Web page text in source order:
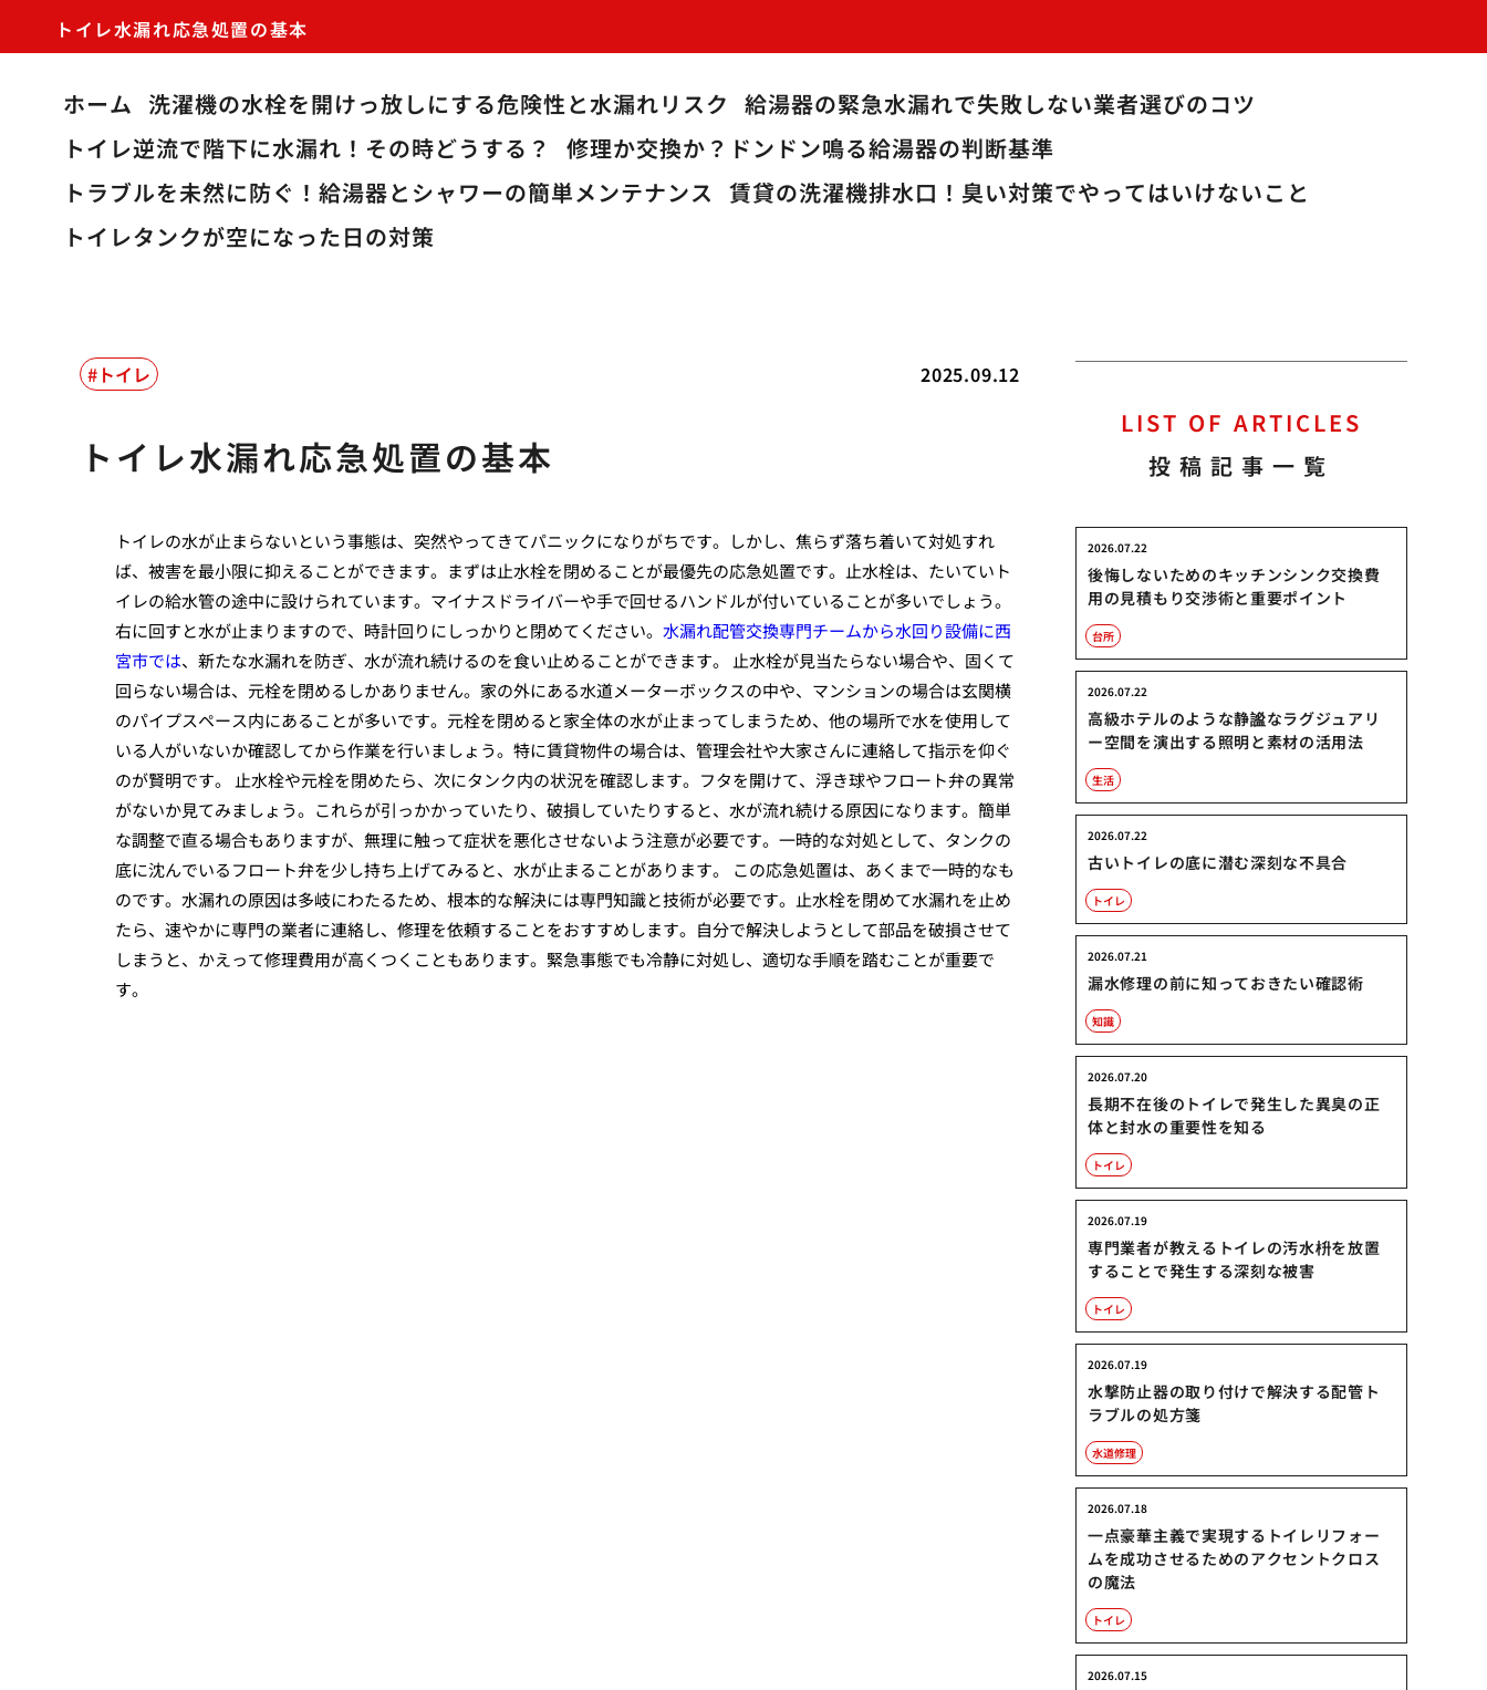
トイレ水漏れ応急処置の基本
ホーム 洗濯機の水栓を開けっ放しにする危険性と水漏れリスク 給湯器の緊急水漏れで失敗しない業者選びのコツ
トイレ逆流で階下に水漏れ！その時どうする？
修理か交換か？ドンドン鳴る給湯器の判断基準
トラブルを未然に防ぐ！給湯器とシャワーの簡単メンテナンス 賃貸の洗濯機排水口！臭い対策でやってはいけないこと
トイレタンクが空になった日の対策
2025.09.12
トイレ
トイレ水漏れ応急処置の基本
トイレの水が止まらないという事態は、突然やってきてパニックになりがちです。しかし、焦らず落ち着いて対処すれ
ば、被害を最小限に抑えることができます。まずは止水栓を閉めることが最優先の応急処置です。止水栓は、たいていト
イレの給水管の途中に設けられています。マイナスドライバーや手で回せるハンドルが付いていることが多いでしょう。
右に回すと水が止まりますので、時計回りにしっかりと閉めてください。 水漏れ配管交換専門チームから水回り設備に西
宮市では、新たな水漏れを防ぎ、水が流れ続けるのを食い止めることができます。 止水栓が見当たらない場合や、固くて
回らない場合は、元栓を閉めるしかありません。家の外にある水道メーターボックスの中や、マンションの場合は玄関横
のパイプスペース内にあることが多いです。元栓を閉めると家全体の水が止まってしまうため、他の場所で水を使用して
いる人がいないか確認してから作業を行いましょう。特に賃貸物件の場合は、管理会社や大家さんに連絡して指示を仰ぐ
のが賢明です。 止水栓や元栓を閉めたら、次にタンク内の状況を確認します。フタを開けて、浮き球やフロート弁の異常
がないか見てみましょう。これらが引っかかっていたり、破損していたりすると、水が流れ続ける原因になります。簡単
な調整で直る場合もありますが、無理に触って症状を悪化させないよう注意が必要です。一時的な対処として、タンクの
底に沈んでいるフロート弁を少し持ち上げてみると、水が止まることがあります。 この応急処置は、あくまで一時的なも
のです。水漏れの原因は多岐にわたるため、根本的な解決には専門知識と技術が必要です。止水栓を閉めて水漏れを止め
たら、速やかに専門の業者に連絡し、修理を依頼することをおすすめします。自分で解決しようとして部品を破損させて
しまうと、かえって修理費用が高くつくこともあります。緊急事態でも冷静に対処し、適切な手順を踏むことが重要で
す。
LIST OF ARTICLES
投稿記事一覧
後悔しないためのキッチンシンク交換費
用の見積もり交渉術と重要ポイント
2026.07.22
台所
高級ホテルのような静謐なラグジュアリ
ー空間を演出する照明と素材の活用法
2026.07.22
生活
古いトイレの底に潜む深刻な不具合
2026.07.22
トイレ
漏水修理の前に知っておきたい確認術
2026.07.21
知識
長期不在後のトイレで発生した異臭の正
体と封水の重要性を知る
2026.07.20
トイレ
専門業者が教えるトイレの汚水枡を放置
することで発生する深刻な被害
2026.07.19
トイレ
水撃防止器の取り付けで解決する配管ト
ラブルの処方箋
2026.07.19
水道修理
一点豪華主義で実現するトイレリフォー
ムを成功させるためのアクセントクロス
の魔法
2026.07.18
トイレ
2026.07.15